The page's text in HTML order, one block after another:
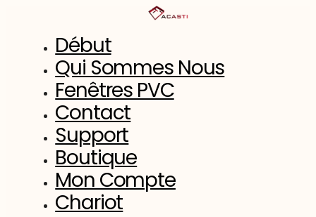
Début
Qui Sommes Nous
Fenêtres PVC
Contact
Support
Boutique
Mon Compte
Chariot